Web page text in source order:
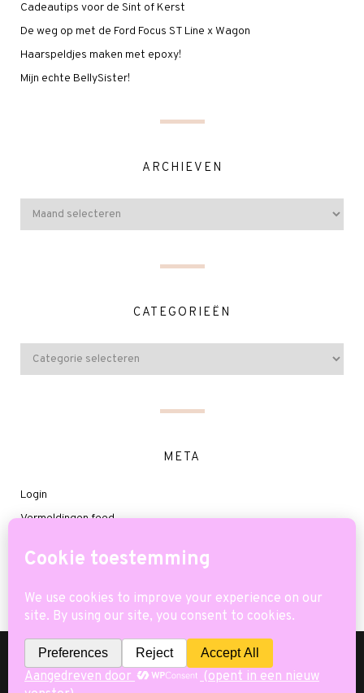
Cadeautips voor de Sint of Kerst
De weg op met de Ford Focus ST Line x Wagon
Haarspeldjes maken met epoxy!
Mijn echte BellySister!
ARCHIEVEN
CATEGORIEËN
META
Login
Vermeldingen feed
WordPress.org
(C) COPYRIGHT 2026 - MINILIEFDE